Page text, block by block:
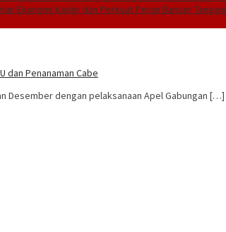
Ekonomi Kader dan Perkuat Peran Banser
dan Penanaman Cabe
Desember dengan pelaksanaan Apel Gabungan […]